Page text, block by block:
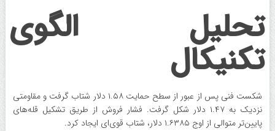
تحلیل الگوی
تکنیکال
شکست فنی پس از عبور از سطح حمایت ۱.۵۸ دلار شتاب گرفت و مقاومتی
نزدیک به ۱.۴۷ دلار شکل گرفت. فشار فروش از طریق تشکیل قله‌های
پایین‌تر متوالی از اوج ۱.۶۳۸۵ دلار، شتاب قوی‌ای ایجاد کرد.